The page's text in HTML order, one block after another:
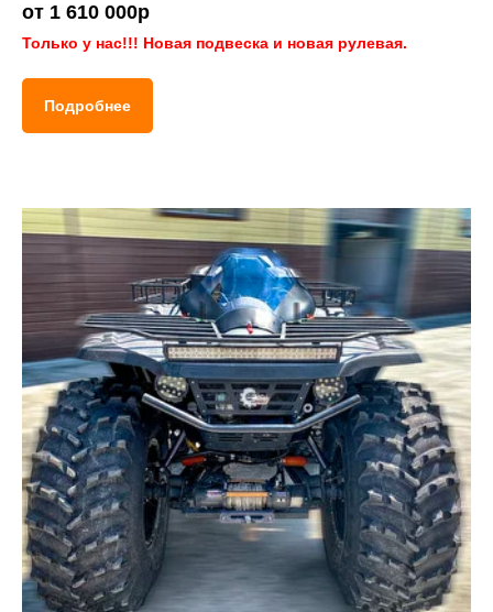
от 1 610 000р
Только у нас!!! Новая подвеска и новая рулевая.
Подробнее